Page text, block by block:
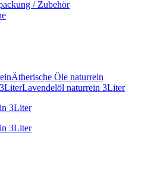
/ Zubehör
Ätherische Öle naturrein
Lavendelöl naturrein 3Liter